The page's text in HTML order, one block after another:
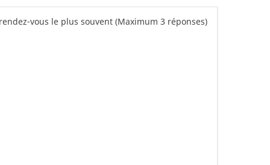
vous le plus souvent (Maximum 3 réponses)